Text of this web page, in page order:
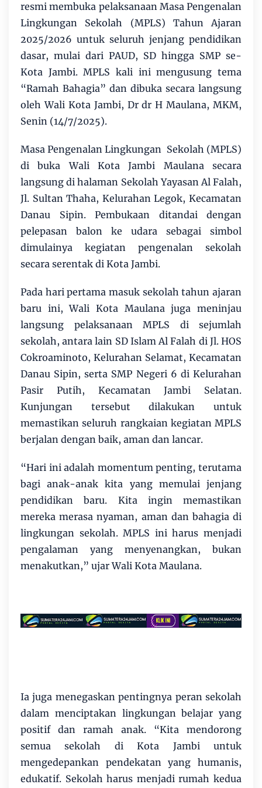
resmi membuka pelaksanaan Masa Pengenalan
Lingkungan Sekolah (MPLS) Tahun Ajaran
2025/2026 untuk seluruh jenjang pendidikan
dasar, mulai dari PAUD, SD hingga SMP se-
Kota Jambi. MPLS kali ini mengusung tema
“Ramah Bahagia” dan dibuka secara langsung
oleh Wali Kota Jambi, Dr dr H Maulana, MKM,
Senin (14/7/2025).
Masa Pengenalan Lingkungan Sekolah (MPLS)
di buka Wali Kota Jambi Maulana secara
langsung di halaman Sekolah Yayasan Al Falah,
Jl. Sultan Thaha, Kelurahan Legok, Kecamatan
Danau Sipin. Pembukaan ditandai dengan
pelepasan balon ke udara sebagai simbol
dimulainya kegiatan pengenalan sekolah
secara serentak di Kota Jambi.
Pada hari pertama masuk sekolah tahun ajaran
baru ini, Wali Kota Maulana juga meninjau
langsung pelaksanaan MPLS di sejumlah
sekolah, antara lain SD Islam Al Falah di Jl. HOS
Cokroaminoto, Kelurahan Selamat, Kecamatan
Danau Sipin, serta SMP Negeri 6 di Kelurahan
Pasir Putih, Kecamatan Jambi Selatan.
Kunjungan tersebut dilakukan untuk
memastikan seluruh rangkaian kegiatan MPLS
berjalan dengan baik, aman dan lancar.
“Hari ini adalah momentum penting, terutama
bagi anak-anak kita yang memulai jenjang
pendidikan baru. Kita ingin memastikan
mereka merasa nyaman, aman dan bahagia di
lingkungan sekolah. MPLS ini harus menjadi
pengalaman yang menyenangkan, bukan
menakutkan,” ujar Wali Kota Maulana.
Ia juga menegaskan pentingnya peran sekolah
dalam menciptakan lingkungan belajar yang
positif dan ramah anak. “Kita mendorong
semua sekolah di Kota Jambi untuk
mengedepankan pendekatan yang humanis,
edukatif. Sekolah harus menjadi rumah kedua